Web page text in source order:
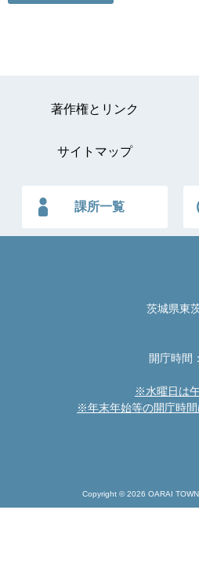
著作権とリンク
サイトマップ
課所一覧
茨城県東
開庁時間
※水曜日は
※年末年始等の開庁時間
Copyright © 2026 OARAI